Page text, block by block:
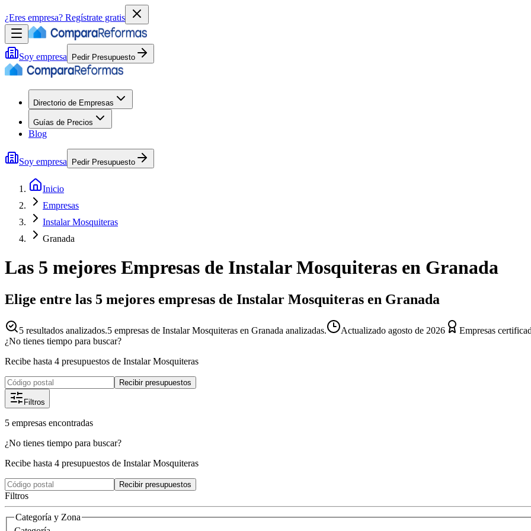
¿Eres empresa? Regístrate gratis
Soy empresa Pedir Presupuesto
Directorio de Empresas
Guías de Precios
Blog
Soy empresa Pedir Presupuesto
Inicio
Empresas
Instalar Mosquiteras
Granada
Las 5 mejores Empresas de Instalar Mosquiteras en Granada
Elige entre las 5 mejores empresas de Instalar Mosquiteras en Granada
5 resultados analizados.5 empresas de Instalar Mosquiteras en Granada analizadas. Actualizado agosto de 2026
Empresas
¿No tienes tiempo para buscar?
Recibe hasta 4 presupuestos de Instalar Mosquiteras
Recibir presupuestos
Filtros
5 empresas encontradas
¿No tienes tiempo para buscar?
Recibe hasta 4 presupuestos de Instalar Mosquiteras
Recibir presupuestos
Filtros
Categoría y Zona